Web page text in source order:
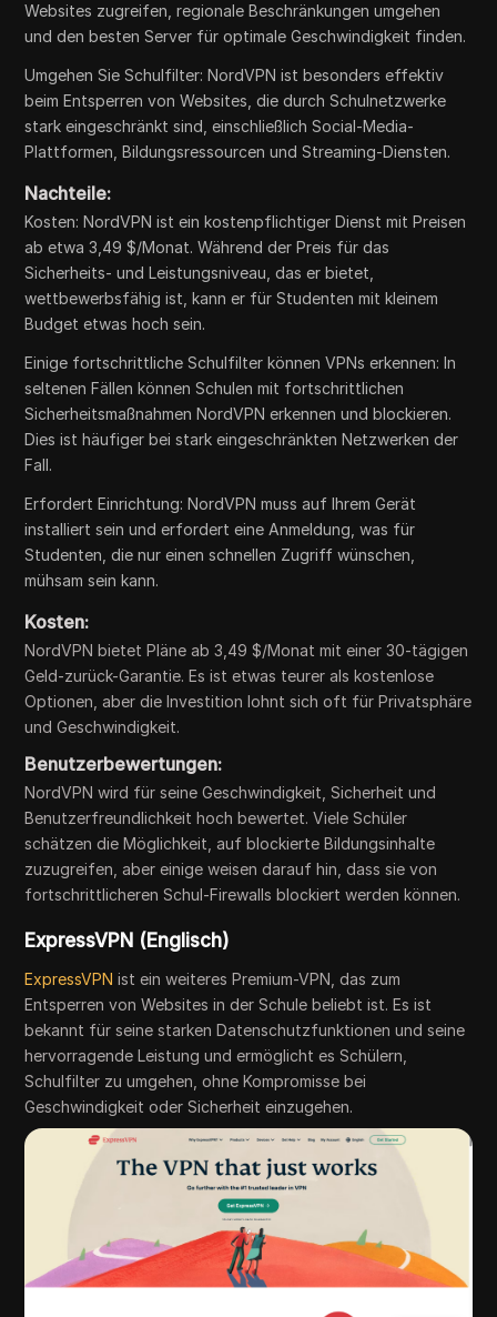
Websites zugreifen, regionale Beschränkungen umgehen
und den besten Server für optimale Geschwindigkeit finden.
Umgehen Sie Schulfilter: NordVPN ist besonders effektiv
beim Entsperren von Websites, die durch Schulnetzwerke
stark eingeschränkt sind, einschließlich Social-Media-
Plattformen, Bildungsressourcen und Streaming-Diensten.
Nachteile:
Kosten: NordVPN ist ein kostenpflichtiger Dienst mit Preisen
ab etwa 3,49 $/Monat. Während der Preis für das
Sicherheits- und Leistungsniveau, das er bietet,
wettbewerbsfähig ist, kann er für Studenten mit kleinem
Budget etwas hoch sein.
Einige fortschrittliche Schulfilter können VPNs erkennen: In
seltenen Fällen können Schulen mit fortschrittlichen
Sicherheitsmaßnahmen NordVPN erkennen und blockieren.
Dies ist häufiger bei stark eingeschränkten Netzwerken der
Fall.
Erfordert Einrichtung: NordVPN muss auf Ihrem Gerät
installiert sein und erfordert eine Anmeldung, was für
Studenten, die nur einen schnellen Zugriff wünschen,
mühsam sein kann.
Kosten:
NordVPN bietet Pläne ab 3,49 $/Monat mit einer 30-tägigen
Geld-zurück-Garantie. Es ist etwas teurer als kostenlose
Optionen, aber die Investition lohnt sich oft für Privatsphäre
und Geschwindigkeit.
Benutzerbewertungen:
NordVPN wird für seine Geschwindigkeit, Sicherheit und
Benutzerfreundlichkeit hoch bewertet. Viele Schüler
schätzen die Möglichkeit, auf blockierte Bildungsinhalte
zuzugreifen, aber einige weisen darauf hin, dass sie von
fortschrittlicheren Schul-Firewalls blockiert werden können.
ExpressVPN (Englisch)
ExpressVPN ist ein weiteres Premium-VPN, das zum
Entsperren von Websites in der Schule beliebt ist. Es ist
bekannt für seine starken Datenschutzfunktionen und seine
hervorragende Leistung und ermöglicht es Schülern,
Schulfilter zu umgehen, ohne Kompromisse bei
Geschwindigkeit oder Sicherheit einzugehen.